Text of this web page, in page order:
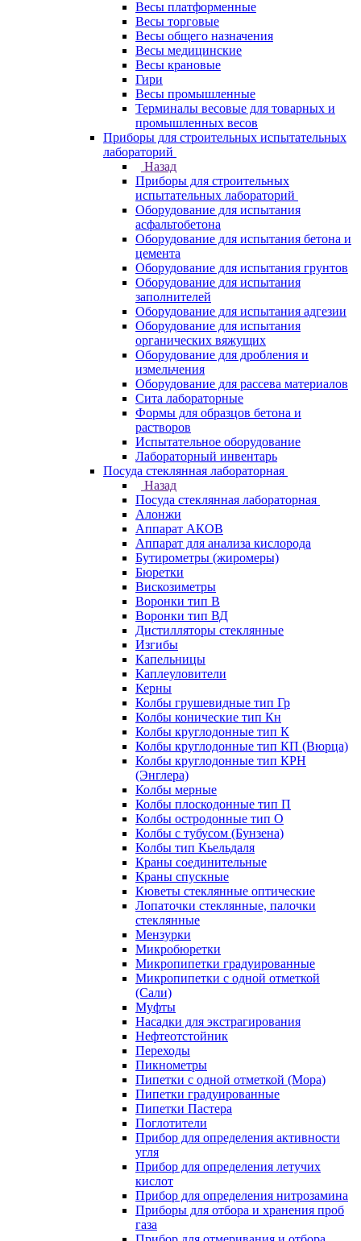
Весы платформенные
Весы торговые
Весы общего назначения
Весы медицинские
Весы крановые
Гири
Весы промышленные
Терминалы весовые для товарных и
промышленных весов
Приборы для строительных испытательных
лабораторий
Назад
Приборы для строительных
испытательных лабораторий
Оборудование для испытания
асфальтобетона
Оборудование для испытания бетона и
цемента
Оборудование для испытания грунтов
Оборудование для испытания
заполнителей
Оборудование для испытания адгезии
Оборудование для испытания
органических вяжущих
Оборудование для дробления и
измельчения
Оборудование для рассева материалов
Сита лабораторные
Формы для образцов бетона и
растворов
Испытательное оборудование
Лабораторный инвентарь
Посуда стеклянная лабораторная
Назад
Посуда стеклянная лабораторная
Алонжи
Аппарат АКОВ
Аппарат для анализа кислорода
Бутирометры (жиромеры)
Бюретки
Вискозиметры
Воронки тип В
Воронки тип ВД
Дистилляторы стеклянные
Изгибы
Капельницы
Каплеуловители
Керны
Колбы грушевидные тип Гр
Колбы конические тип Кн
Колбы круглодонные тип К
Колбы круглодонные тип КП (Вюрца)
Колбы круглодонные тип КРН
(Энглера)
Колбы мерные
Колбы плоскодонные тип П
Колбы остродонные тип О
Колбы с тубусом (Бунзена)
Колбы тип Кьельдаля
Краны соединительные
Краны спускные
Кюветы стеклянные оптические
Лопаточки стеклянные, палочки
стеклянные
Мензурки
Микробюретки
Микропипетки градуированные
Микропипетки с одной отметкой
(Сали)
Муфты
Насадки для экстрагирования
Нефтеотстойник
Переходы
Пикнометры
Пипетки с одной отметкой (Мора)
Пипетки градуированные
Пипетки Пастера
Поглотители
Прибор для определения активности
угля
Прибор для определения летучих
кислот
Прибор для определения нитрозамина
Приборы для отбора и хранения проб
газа